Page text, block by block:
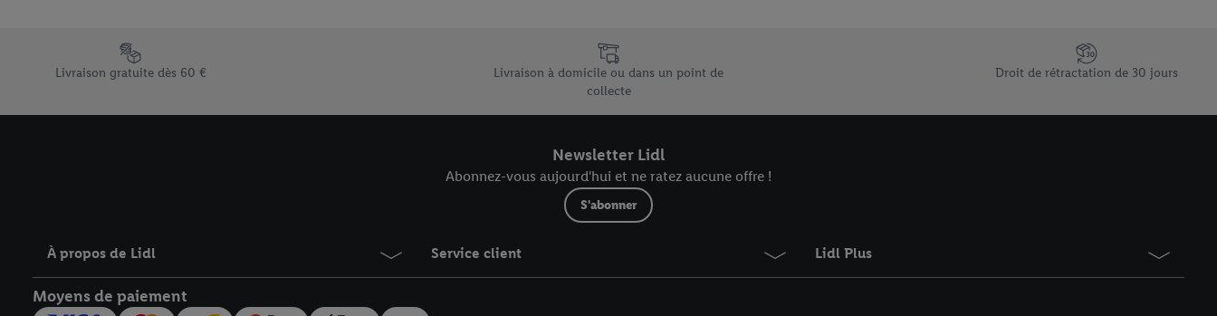
Élément du pied de page avec les différents arguments de vente uniques de Lidl.be
Livraison gratuite dès 60 €
Livraison à domicile ou dans un point de
collecte
Droit de rétractation de 30 jours
Newsletter Lidl
Abonnez-vous aujourd'hui et ne ratez aucune offre !
S'abonner
À propos de Lidl Service client Lidl Plus
Moyens de paiement